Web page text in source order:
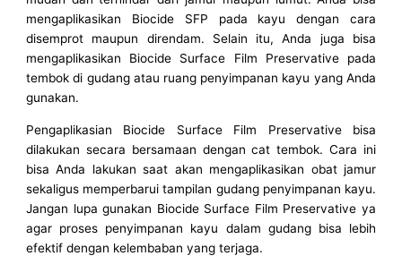
mengaplikasikan Biocide SFP pada kayu dengan cara
disemprot maupun direndam. Selain itu, Anda juga bisa
mengaplikasikan Biocide Surface Film Preservative pada
tembok di gudang atau ruang penyimpanan kayu yang Anda
gunakan.
Pengaplikasian Biocide Surface Film Preservative bisa
dilakukan secara bersamaan dengan cat tembok. Cara ini
bisa Anda lakukan saat akan mengaplikasikan obat jamur
sekaligus memperbarui tampilan gudang penyimpanan kayu.
Jangan lupa gunakan Biocide Surface Film Preservative ya
agar proses penyimpanan kayu dalam gudang bisa lebih
efektif dengan kelembaban yang terjaga.